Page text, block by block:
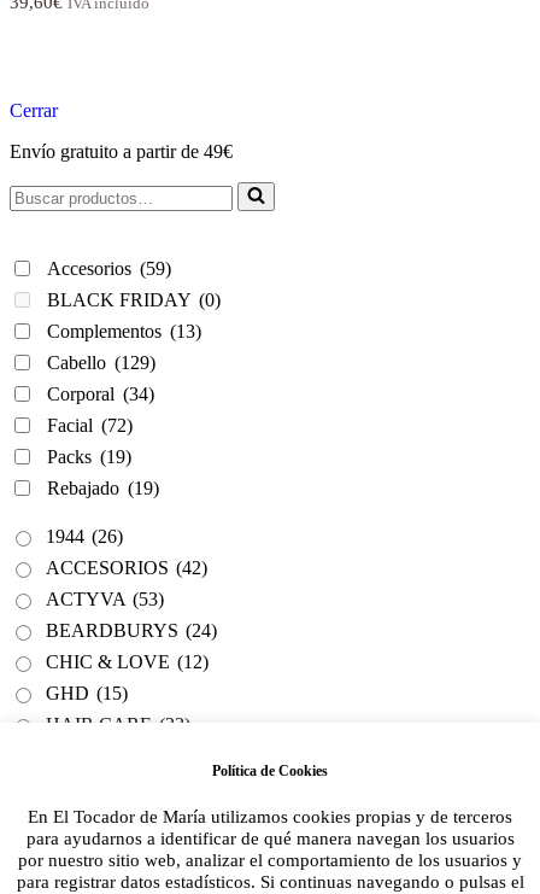
5.00
IVA incluido
Cerrar
Envío gratuito a partir de 49€
Buscar...
Accesorios (59)
BLACK FRIDAY (0)
Complementos (13)
Cabello (129)
Corporal (34)
Facial (72)
Packs (19)
Rebajado (19)
1944 (26)
ACCESORIOS (42)
ACTYVA (53)
BEARDBURYS (24)
CHIC & LOVE (12)
GHD (15)
HAIR CARE (33)
LENDAN (6)
SECRETOS DEL AGUA(32)
Política de Cookies
En El Tocador de María utilizamos cookies propias y de terceros
para ayudarnos a identificar de qué manera navegan los usuarios
por nuestro sitio web, analizar el comportamiento de los usuarios y
para registrar datos estadísticos. Si continuas navegando o pulsas el